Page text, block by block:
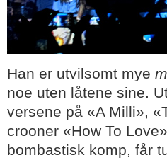
Han er utvilsomt mye
noe uten låtene sine.
versene på «A Milli»,
crooner «How To
bombastisk komp, får